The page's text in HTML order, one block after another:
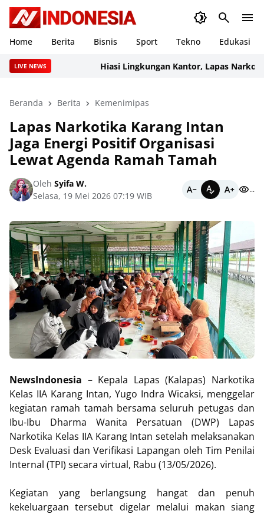
Home Berita Bisnis Sport Tekno Edukasi
LIVE NEWS Hiasi Lingkungan Kantor, Lapas Narkotika
Beranda Berita Kemenimipas
Lapas Narkotika Karang Intan
Jaga Energi Positif Organisasi
Lewat Agenda Ramah Tamah
Oleh Syifa W.
Selasa, 19 Mei 2026 07:19 WIB
...
NewsIndonesia – Kepala Lapas (Kalapas) Narkotika
Kelas IIA Karang Intan, Yugo Indra Wicaksi, menggelar
kegiatan ramah tamah bersama seluruh petugas dan
Ibu-Ibu Dharma Wanita Persatuan (DWP) Lapas
Narkotika Kelas IIA Karang Intan setelah melaksanakan
Desk Evaluasi dan Verifikasi Lapangan oleh Tim Penilai
Internal (TPI) secara virtual, Rabu (13/05/2026).
Kegiatan yang berlangsung hangat dan penuh
kekeluargaan tersebut digelar melalui makan siang